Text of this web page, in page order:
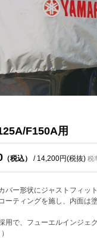
F150A用
（税込） / 14,200円(税抜) 税
バー形状にジャストフィッ
ーティングを施し、内面は
用で、フューエルインジェ